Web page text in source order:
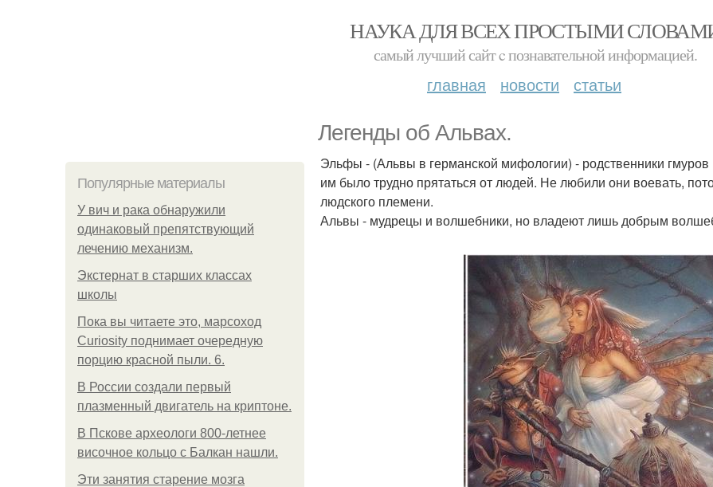
НАУКА ДЛЯ ВСЕХ ПРОСТЫМИ
самый лучший сайт c познавательной информацией.
главная новости статьи
Легенды об Альвах.
Популярные материалы
У вич и рака обнаружили
одинаковый препятствующий
лечению механизм.
Экстернат в старших классах
школы
Пока вы читаете это, марсоход
Curiosity поднимает очередную
порцию красной пыли. 6.
В России создали первый
плазменный двигатель на криптоне.
В Пскове археологи 800-летнее
височное кольцо с Балкан нашли.
Эти занятия старение мозга
Эльфы - (Альвы в германской мифологии) - родственники
им было трудно прятаться от людей. Не любили они воевать,
людского племени.
Альвы - мудрецы и волшебники, но владеют лишь добрым